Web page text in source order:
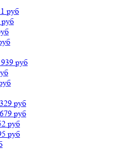
руб
руб
руб
руб
руб
руб